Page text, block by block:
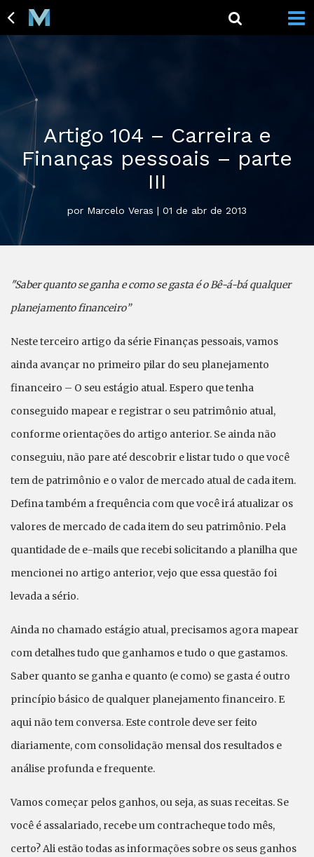
Artigo 104 – Carreira e
Finanças pessoais – parte
III
por Marcelo Veras | 01 de abr de 2013
"Saber quanto se ganha e como se gasta é o Bê-á-bá qualquer
planejamento financeiro”
Neste terceiro artigo da série Finanças pessoais, vamos
ainda avançar no primeiro pilar do seu planejamento
financeiro – O seu estágio atual. Espero que tenha
conseguido mapear e registrar o seu patrimônio atual,
conforme orientações do artigo anterior. Se ainda não
conseguiu, não pare até descobrir e listar tudo o que você
tem de patrimônio e o valor de mercado atual de cada item.
Defina também a frequência com que você irá atualizar os
valores de mercado de cada item do seu patrimônio. Pela
quantidade de e-mails que recebi solicitando a planilha que
mencionei no artigo anterior, vejo que essa questão foi
levada a sério.
Ainda no chamado estágio atual, precisamos agora mapear
com detalhes tudo que ganhamos e tudo o que gastamos.
Saber quanto se ganha e quanto (e como) se gasta é outro
princípio básico de qualquer planejamento financeiro. E
aqui não tem conversa. Este controle deve ser feito
diariamente, com consolidação mensal dos resultados e
análise profunda e frequente.
Vamos começar pelos ganhos, ou seja, as suas receitas. Se
você é assalariado, recebe um contracheque todo mês,
certo? Ali estão todas as informações sobre os seus ganhos